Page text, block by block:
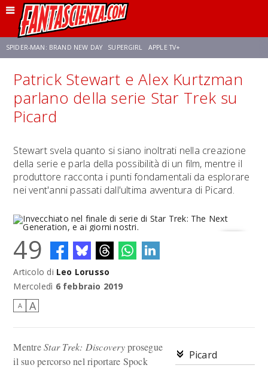
SPIDER-MAN: BRAND NEW DAY SUPERGIRL APPLE TV+
FRANCO RICCIARDIELLO ZENDAYA STAR TREK AVENGERS: DOOMSDAY
Patrick Stewart e Alex Kurtzman
parlano della serie Star Trek su
Picard
Stewart svela quanto si siano inoltrati nella creazione
della serie e parla della possibilità di un film, mentre il
produttore racconta i punti fondamentali da esplorare
nei vent'anni passati dall'ultima avventura di Picard.
Invecchiato nel finale di serie di Star Trek: The Next Generation, e
ai giorni nostri.
49
Articolo di Leo Lorusso
Mercoledì 6 febbraio 2019
A A
Picard
MentreStar Trek: Discoveryprosegue
il suo percorso nel riportare Spock